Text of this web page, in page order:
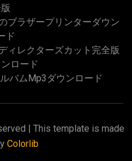
ブラザープリンターダウン
ド
ィレクターズカット完全版
ロード
バムmp3ダウンロード
| This template is made
Colorlib